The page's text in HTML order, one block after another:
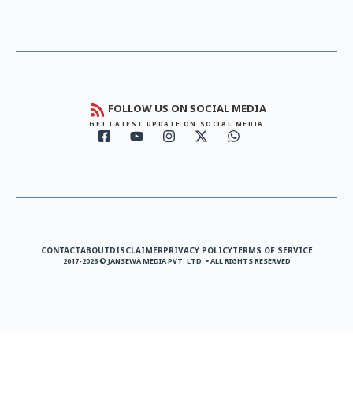
FOLLOW US ON SOCIAL MEDIA
GET LATEST UPDATE ON SOCIAL MEDIA
CONTACTABOUTDISCLAIMERPRIVACY POLICYTERMS OF SERVICE
2017-2026 © JANSEWA MEDIA PVT. LTD. • ALL RIGHTS RESERVED